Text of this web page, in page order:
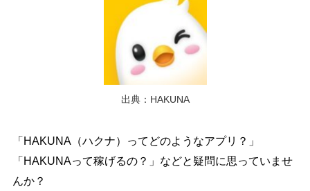
出典：HAKUNA
「HAKUNA（ハクナ）ってどのようなアプリ？」
「HAKUNAって稼げるの？」などと疑問に思っていませ
んか？